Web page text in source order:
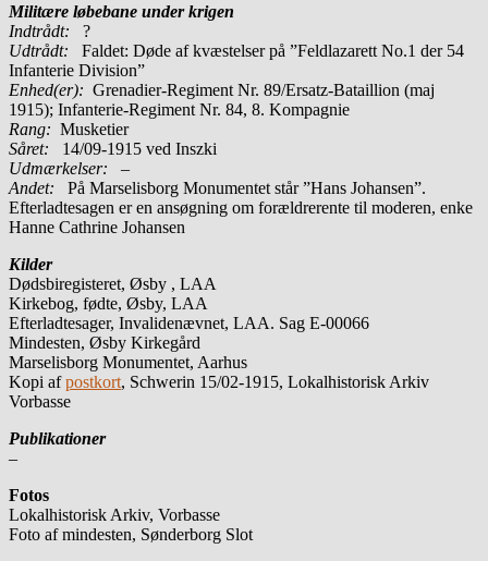
Militære løbebane under krigen
Indtrådt: ?
Udtrådt: Faldet: Døde af kvæstelser på ”Feldlazarett No.1 der 54
Infanterie Division”
Enhed(er): Grenadier-Regiment Nr. 89/Ersatz-Bataillion (maj
1915); Infanterie-Regiment Nr. 84, 8. Kompagnie
Rang: Musketier
Såret: 14/09-1915 ved Inszki
Udmærkelser: –
Andet: På Marselisborg Monumentet står ”Hans Johansen”.
Efterladtesagen er en ansøgning om forældrerente til moderen, enke
Hanne Cathrine Johansen
Kilder
Dødsbiregisteret, Øsby , LAA
Kirkebog, fødte, Øsby, LAA
Efterladtesager, Invalidenævnet, LAA. Sag E-00066
Mindesten, Øsby Kirkegård
Marselisborg Monumentet, Aarhus
Kopi afpostkort, Schwerin 15/02-1915, Lokalhistorisk Arkiv
Vorbasse
Publikationer
–
Fotos
Lokalhistorisk Arkiv, Vorbasse
Foto af mindesten, Sønderborg Slot